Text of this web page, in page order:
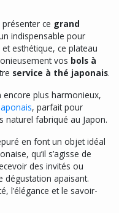
ce grand
indispensable pour
esthétique, ce plateau
vos bols à
service à thé japonais.
plus harmonieux,
, parfait pour
naturel fabriqué au Japon.
en font un objet idéal
qu’il s’agisse de
des invités ou
dégustation apaisant.
l’élégance et le savoir-